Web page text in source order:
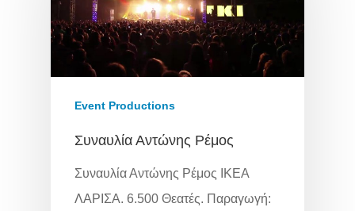
Event Productions
Συναυλία Αντώνης Ρέμος
Συναυλία Αντώνης Ρέμος ΙΚΕΑ
ΛΑΡΙΣΑ. 6.500 Θεατές. Παραγωγή:
News
Contact